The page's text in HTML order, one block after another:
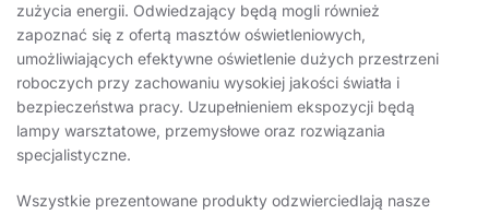
zużycia energii. Odwiedzający będą mogli również
zapoznać się z ofertą masztów oświetleniowych,
umożliwiających efektywne oświetlenie dużych przestrzeni
roboczych przy zachowaniu wysokiej jakości światła i
bezpieczeństwa pracy. Uzupełnieniem ekspozycji będą
lampy warsztatowe, przemysłowe oraz rozwiązania
specjalistyczne.
Wszystkie prezentowane produkty odzwierciedlają nasze